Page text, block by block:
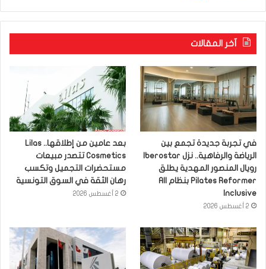
آخر المقالات
في تجربة جديدة تجمع بين
رويال المنصور المهدية يطلق
Pilates Reformer بنظام All
Inclusive
2 أغسطس 2026
بعد عامين من إطلاقها.. Lilas
Cosmetics تتصدر مبيعات
مستحضرات التجميل وتكسب
رهان الثقة في السوق التونسية
2 أغسطس 2026